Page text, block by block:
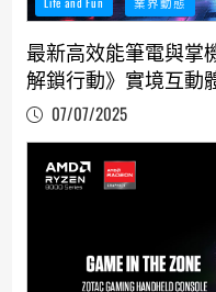
最新高效能筆電與掌
解鎖行動》實境互動
07/07/2025